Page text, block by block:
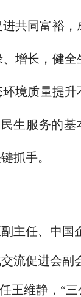
共同富裕，
增长，健全
境质量提升
生服务的基
抓手。
主任、中国
流促进会副
王维静，“三